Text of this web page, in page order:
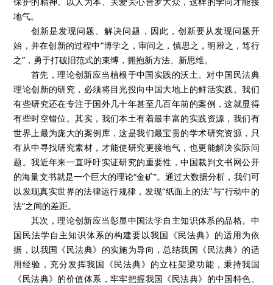
地气。
创新是发现问题、解决问题，因此，创新要从发现问题开
始，并在创新的过程中“博学之，审问之，慎思之，明辨之，笃行
之”，勇于打破旧范式的束缚，拥抱新方法、新思维。
首先，理论创新应当植根于中国实践的沃土。对中国民法典
理论创新的研究，必须将目光投向中国大地上的鲜活实践。我们
有些研究还在专注于国外几十年甚至几百年前的案例，这就显得
有些时空错位。其实，我们本土有着最丰富的实践资源，我们有
世界上最为庞大的案例库，这是我们最宝贵的学术研究资源，只
有从中寻找研究素材，才能使研究更接地气，也更能解决实际问
题。我近年来一直呼吁实证研究的重要性，中国裁判文书网公开
的海量文书就是一个巨大的理论“金矿”。通过大数据分析，我们可
以发现真实世界的法律运行规律，发现“纸面上的法”与“行动中的
法”之间的差距。
其次，理论创新应当彰显中国法学自主知识体系的品格。中
国民法学自主知识体系的构建要以我国《民法典》的适用为依
据，以我国《民法典》的实施为导向，总结我国《民法典》的适
用经验，充分发挥我国《民法典》的立柱架梁功能，秉持我国
《民法典》的价值体系，牢牢把握我国《民法典》的中国特色、